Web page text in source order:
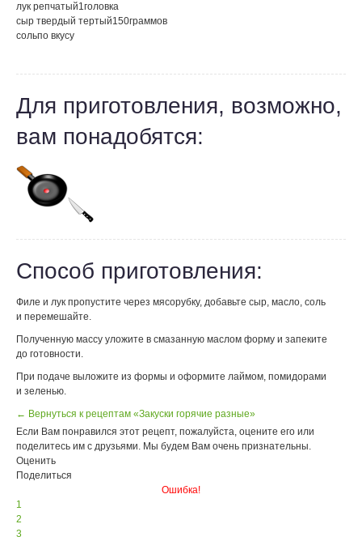
лук репчатый1головка
сыр твердый тертый150граммов
сольпо вкусу
Для приготовления, возможно,
вам понадобятся:
Способ приготовления:
Филе и лук пропустите через мясорубку, добавьте сыр, масло, соль
и перемешайте.
Полученную массу уложите в смазанную маслом форму и запеките
до готовности.
При подаче выложите из формы и оформите лаймом, помидорами
и зеленью.
← Вернуться к рецептам «Закуски горячие разные»
Если Вам понравился этот рецепт, пожалуйста, оцените его или
поделитесь им с друзьями. Мы будем Вам очень признательны.
Оценить
Поделиться
Ошибка!
1
2
3